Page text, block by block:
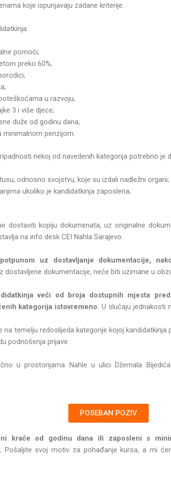
koje ispunjavaju zadane kriterije.
pomoći;
preko 60%;
u razvoju;
3 i više djece;
duže od godinu dana;
minimalnom penzijom.
nekoj od navedenih kategorija potrebno je
odnosno svojstvu, koje su izdali nadležni organi;
ukoliko je kandidatkinja zaposlena;
dostaviti kopiju dokumenata, uz originalne
na info desk CEI Nahla Sarajevo.
uz dostavljanje dokumentacije,
dostavljene dokumentacije, neće biti uzimane u
veći od broja dostupnih mjesta
kategorija istovremeno.U slučaju jednakosti
na temelju redoslijeda kategorije kojoj kandidatkinja
podnošenja prijave.
u prostorijama Nahle u ulici Džemala
POSEBAN POZIV
kraće od godinu dana ili zaposleni s
Pošaljite svoj motiv za pohađanje kursa, a mi